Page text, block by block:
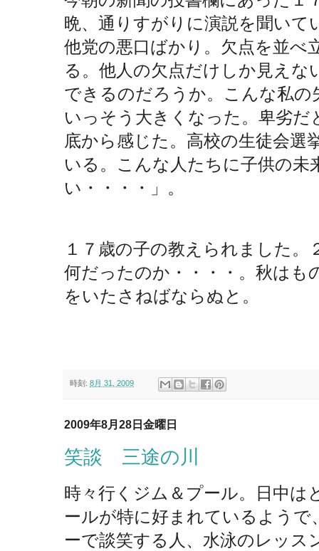
晩、通りすがりに演説を聞いて
他党の悪口ばかり。欠点を並べ
る。 他人の欠点だけしか見えな
できるのだろうか。
こんな私の
いっそう大きくなった。卑劣
底から感じた。高校の生徒会選
いる。こんな人たちに子供の未
い・・・・」。
１７歳の子の教えられました。
何だったのか・・・・。秋はも
をいたさねばならぬと。
時刻: 8月 31, 2009
2009年8月28日金曜日
笑談 三途の川
時々行くジム＆プール。日中は
ールが特に好まれているようで
ーで談笑する人、水泳のレッス